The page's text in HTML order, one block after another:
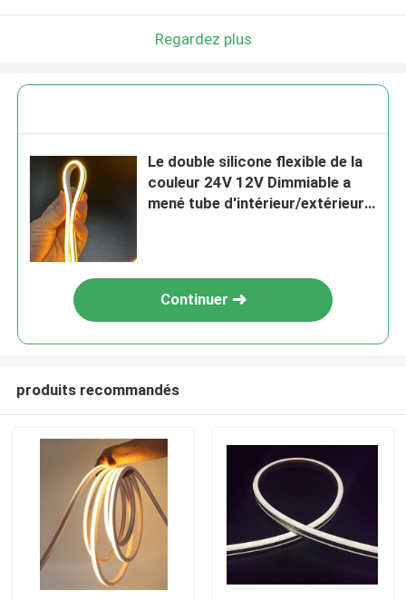
Regardez plus
Le double silicone flexible de la
couleur 24V 12V Dimmiable a
mené tube d'intérieur/extérieur
Continuer
produits recommandés